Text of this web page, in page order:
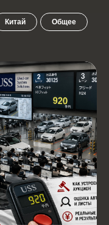
Китай Общее